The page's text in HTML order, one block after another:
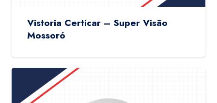
Vistoria Certicar – Super Visão
Mossoró